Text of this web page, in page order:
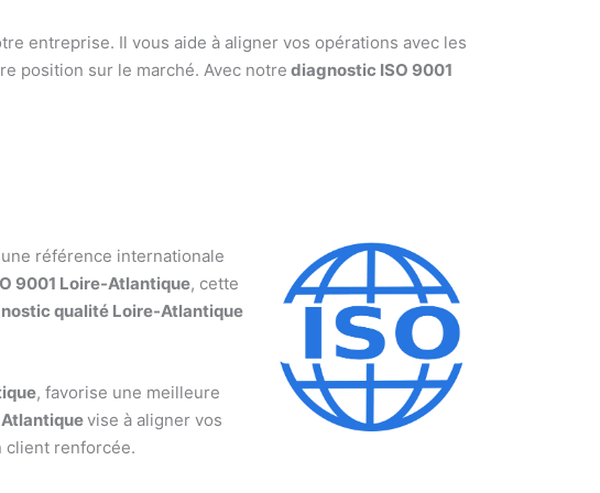
entreprise. Il vous aide à aligner vos opérations avec les
position sur le marché. Avec notre diagnostic ISO 9001
référence internationale
9001 Loire-Atlantique, cette
qualité Loire-Atlantique
, favorise une meilleure
vise à aligner vos
client renforcée.